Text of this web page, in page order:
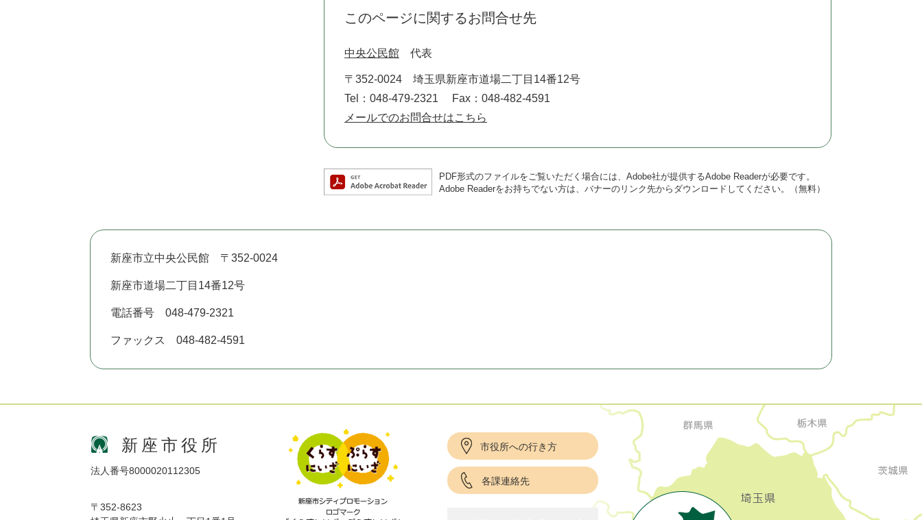
このページに関するお問合せ先
中央公民館 代表
〒352-0024
埼玉県新座市道場二丁目14番12号
Tel：048-479-2321
Fax：048-482-4591
メールでのお問合せはこちら
PDF形式のファイルをご覧いただく場合には、Adobe社が提供するAdobe Readerが必要です。
Adobe Readerをお持ちでない方は、バナーのリンク先からダウンロードしてください。（無料）
新座市立中央公民館 〒352-0024
新座市道場二丁目14番12号
電話番号 048-479-2321
ファックス 048-482-4591
新座市役所
法人番号8000020112305
〒352-8623
市役所への行き方
各課連絡先